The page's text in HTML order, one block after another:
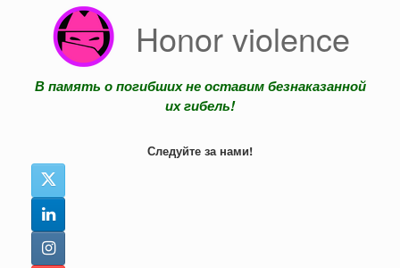
содержанию
Honor violence
В память о погибших не оставим безнаказанной
их гибель!
Следуйте за нами!